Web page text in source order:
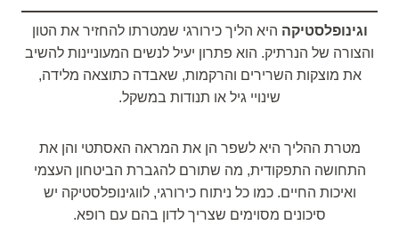
וגינופלסטיקה היא הליך כירורגי שמטרתו להחזיר את הטון
והצורה של הנרתיק. הוא פתרון יעיל לנשים המעוניינות להשיב
את מוצקות השרירים והרקמות, שאבדה כתוצאה מלידה,
שינויי גיל או תנודות במשקל.
מטרת ההליך היא לשפר הן את המראה האסתטי והן את
התחושה התפקודית, מה שתורם להגברת הביטחון העצמי
ואיכות החיים. כמו כל ניתוח כירורגי, לווגינופלסטיקה יש
סיכונים מסוימים שצריך לדון בהם עם רופא.